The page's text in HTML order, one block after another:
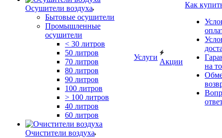
Осушители воздуха
Бытовые осушители
Промышленные
осушители
< 30 литров
50 литров
70 литров
80 литров
90 литров
100 литров
> 100 литров
40 литров
60 литров
Очистители воздуха
Услуги
Акции
Как
на